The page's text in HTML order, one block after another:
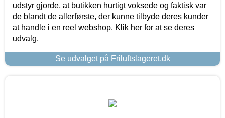
udstyr gjorde, at butikken hurtigt voksede og faktisk var
de blandt de allerførste, der kunne tilbyde deres kunder
at handle i en reel webshop. Klik her for at se deres
udvalg.
Se udvalget på Friluftslageret.dk